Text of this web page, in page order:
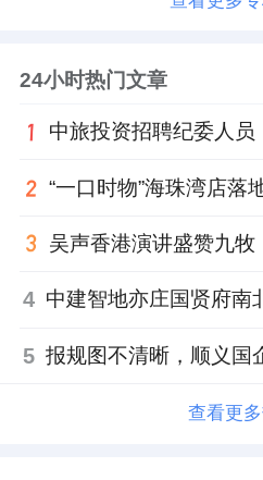
24小时热门文章
4
5 报规图不清晰，顺义国
查看更